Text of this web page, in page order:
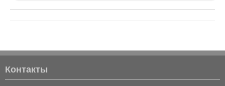
Контакты